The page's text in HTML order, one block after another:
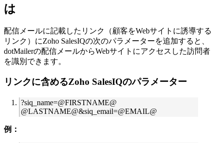
は
配信メールに記載したリンク（顧客をWebサイトに誘導する
リンク）にZoho SalesIQの次のパラメーターを追加すると、
dotMailerの配信メールからWebサイトにアクセスした訪問者
を識別できます。
リンクに含めるZoho SalesIQのパラメーター
?siq_name=@FIRSTNAME@
@LASTNAME@&siq_email=@EMAIL@
例：